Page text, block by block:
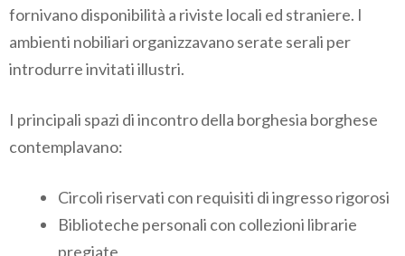
fornivano disponibilità a riviste locali ed straniere. I
ambienti nobiliari organizzavano serate serali per
introdurre invitati illustri.
I principali spazi di incontro della borghesia borghese
contemplavano:
Circoli riservati con requisiti di ingresso rigorosi
Biblioteche personali con collezioni librarie
pregiate